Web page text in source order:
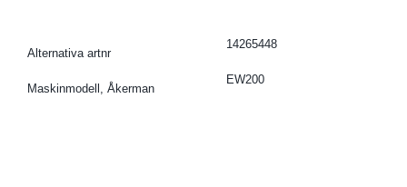
Alternativa artnr
14265448
Maskinmodell, Åkerman
EW200